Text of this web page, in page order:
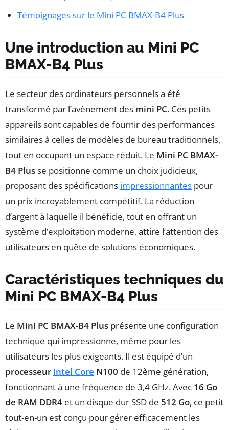
Témoignages sur le Mini PC BMAX-B4 Plus
Une introduction au Mini PC
BMAX-B4 Plus
Le secteur des ordinateurs personnels a été
transformé par l’avènement des mini PC. Ces petits
appareils sont capables de fournir des performances
similaires à celles de modèles de bureau traditionnels,
tout en occupant un espace réduit. Le Mini PC BMAX-
B4 Plusse positionne comme un choix judicieux,
proposant des spécifications impressionnantes pour
un prix incroyablement compétitif. La réduction
d’argent à laquelle il bénéficie, tout en offrant un
système d’exploitation moderne, attire l’attention des
utilisateurs en quête de solutions économiques.
Caractéristiques techniques du
Mini PC BMAX-B4 Plus
Le Mini PC BMAX-B4 Plus présente une configuration
technique qui impressionne, même pour les
utilisateurs les plus exigeants. Il est équipé d’un
processeur Intel Core N100 de 12ème génération,
fonctionnant à une fréquence de 3,4 GHz. Avec 16 Go
de RAM DDR4 et un disque dur SSD de 512 Go, ce petit
tout-en-un est conçu pour gérer efficacement les